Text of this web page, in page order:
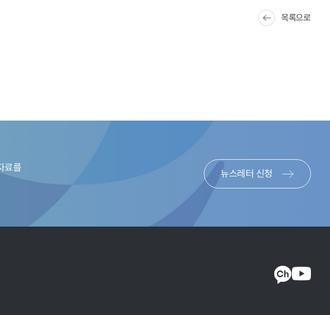
용을 받을 수 있다. 이는 생성형 AI에 기반한 PB 상담에도 동일하게 적용될 것으로
목록으로
료를
뉴스레터 신청